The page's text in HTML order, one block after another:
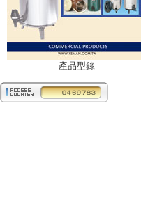
產品型錄